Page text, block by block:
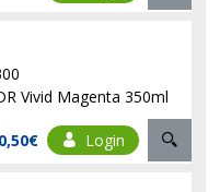
Vivid Magenta 350ml
Login